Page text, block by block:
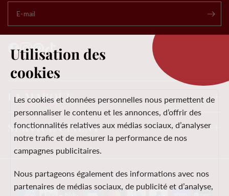
E-mail
LA MARQUE
SERVICE CLIENT
MENTIONS LÉGALESCGVCONTACT
Utilisation des
cookies
Les cookies et données personnelles nous permettent de
personnaliser le contenu et les annonces, d’offrir des
fonctionnalités relatives aux médias sociaux, d’analyser
notre trafic et de mesurer la performance de nos
campagnes publicitaires.
Nous partageons également des informations avec nos
partenaires de médias sociaux, de publicité et d’analyse,